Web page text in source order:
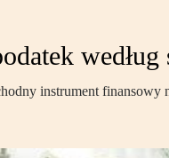
według
instrument